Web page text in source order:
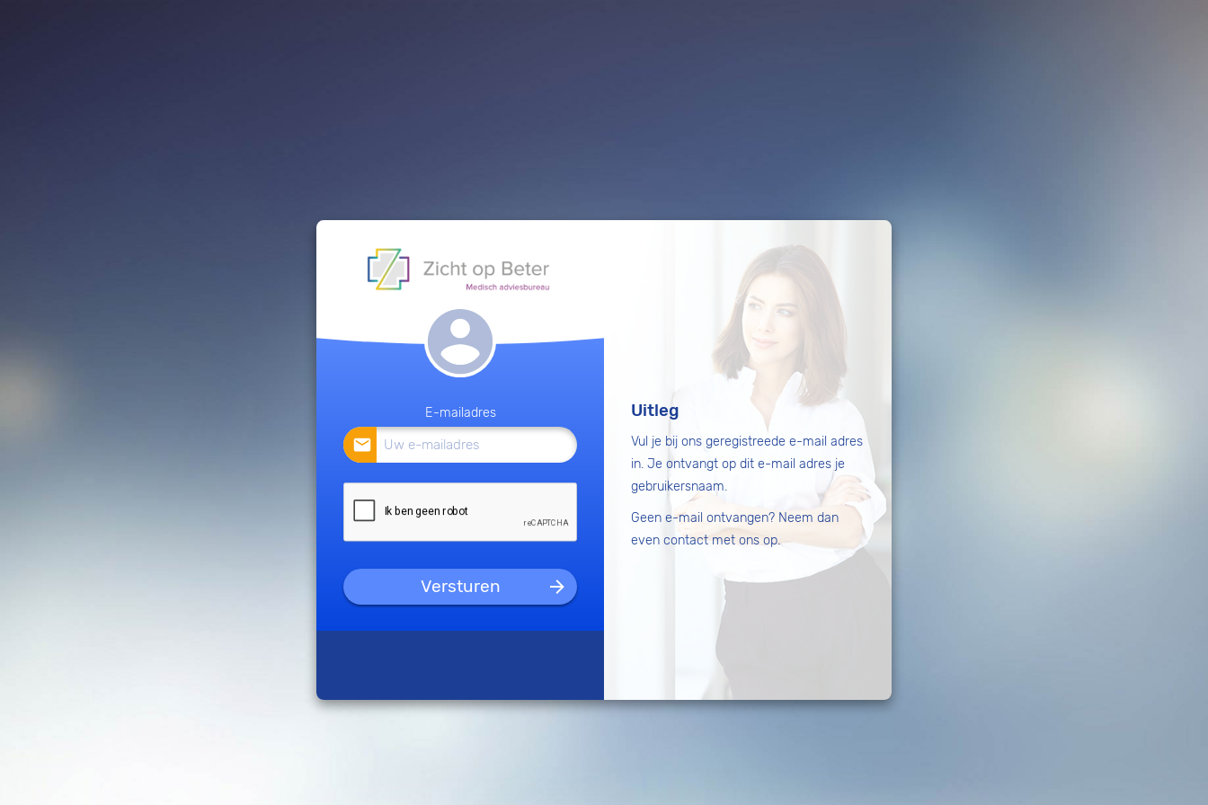
E-mailadres Uitleg
Vul je bij ons geregistreede e-mail adres
in. Je ontvangt op dit e-mail adres je
gebruikersnaam.
Geen e-mail ontvangen? Neem dan
even contact met ons op.